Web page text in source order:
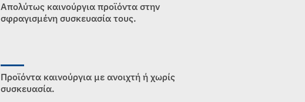
Απολύτως καινούργια προϊόντα στην
σφραγισμένη συσκευασία τους.
Προϊόντα καινούργια με ανοιχτή ή χωρίς
συσκευασία.